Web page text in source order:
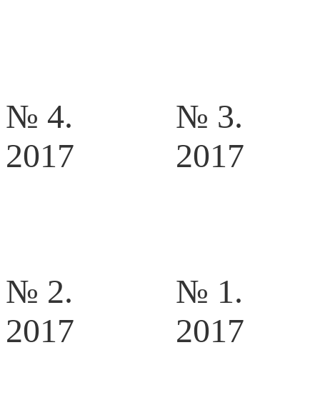
№ 4.
2017
№ 3.
2017
№ 2.
2017
№ 1.
2017